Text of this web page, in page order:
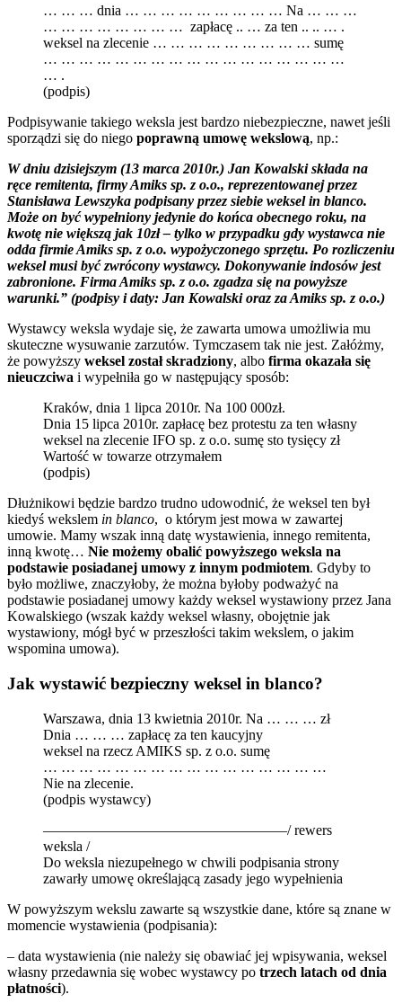
… … … dnia … … … … … … … … … Na … … …
… … … … … … … … zapłacę .. … za ten .. .. … .
weksel na zlecenie … … … … … … … … … sumę
… … … … … … … … … … … … … … … … …
… .
(podpis)
Podpisywanie takiego weksla jest bardzo niebezpieczne, nawet jeśli
sporządzi się do niego poprawną umowę wekslową, np.:
W dniu dzisiejszym (13 marca 2010r.) Jan Kowalski składa na
ręce remitenta, firmy Amiks sp. z o.o., reprezentowanej przez
Stanisława Lewszyka podpisany przez siebie weksel in blanco.
Może on być wypełniony jedynie do końca obecnego roku, na
kwotę nie większą jak 10zł – tylko w przypadku gdy wystawca nie
odda firmie Amiks sp. z o.o. wypożyczonego sprzętu. Po rozliczeniu
weksel musi być zwrócony wystawcy. Dokonywanie indosów jest
zabronione. Firma Amiks sp. z o.o. zgadza się na powyższe
warunki.” (podpisy i daty: Jan Kowalski oraz za Amiks sp. z o.o.)
Wystawcy weksla wydaje się, że zawarta umowa umożliwia mu
skuteczne wysuwanie zarzutów. Tymczasem tak nie jest. Załóżmy,
że powyższy weksel został skradziony, albo firma okazała się
nieuczciwa i wypełniła go w następujący sposób:
Kraków, dnia 1 lipca 2010r. Na 100 000zł.
Dnia 15 lipca 2010r. zapłacę bez protestu za ten własny
weksel na zlecenie IFO sp. z o.o. sumę sto tysięcy zł
Wartość w towarze otrzymałem
(podpis)
Dłużnikowi będzie bardzo trudno udowodnić, że weksel ten był
kiedyś wekslem in blanco, o którym jest mowa w zawartej
umowie. Mamy wszak inną datę wystawienia, innego remitenta,
inną kwotę… Nie możemy obalić powyższego weksla na
podstawie posiadanej umowy z innym podmiotem. Gdyby to
było możliwe, znaczyłoby, że można byłoby podważyć na
podstawie posiadanej umowy każdy weksel wystawiony przez Jana
Kowalskiego (wszak każdy weksel własny, obojętnie jak
wystawiony, mógł być w przeszłości takim wekslem, o jakim
wspomina umowa).
Jak wystawić bezpieczny weksel in blanco?
Warszawa, dnia 13 kwietnia 2010r. Na … … … zł
Dnia … … … zapłacę za ten kaucyjny
weksel na rzecz AMIKS sp. z o.o. sumę
… … … … … … … … … … … … … … … …
Nie na zlecenie.
(podpis wystawcy)
—————————————————/ rewers
weksla /
Do weksla niezupełnego w chwili podpisania strony
zawarły umowę określającą zasady jego wypełnienia
W powyższym wekslu zawarte są wszystkie dane, które są znane w
momencie wystawienia (podpisania):
– data wystawienia (nie należy się obawiać jej wpisywania, weksel
własny przedawnia się wobec wystawcy po trzech latach od dnia
płatności).